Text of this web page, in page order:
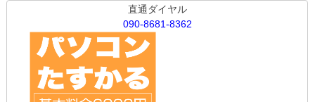
直通ダイヤル
090-8681-8362